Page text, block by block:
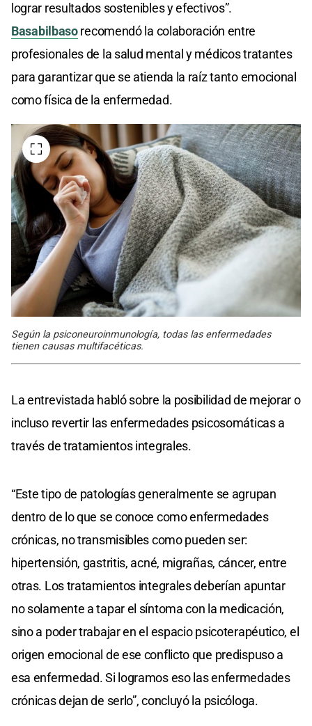
lograr resultados sostenibles y efectivos”.
Basabilbasorecomendó la colaboración entre
profesionales de la salud mental y médicos tratantes
para garantizar que se atienda la raíz tanto emocional
como física de la enfermedad.
Según la psiconeuroinmunología, todas las enfermedades
tienen causas multifacéticas.
La entrevistada habló sobre la posibilidad de mejorar o
incluso revertir las enfermedades psicosomáticas a
través de tratamientos integrales.
“Este tipo de patologías generalmente se agrupan
dentro de lo que se conoce como enfermedades
crónicas, no transmisibles como pueden ser:
hipertensión, gastritis, acné, migrañas, cáncer, entre
otras. Los tratamientos integrales deberían apuntar
no solamente a tapar el síntoma con la medicación,
sino a poder trabajar en el espacio psicoterapéutico, el
origen emocional de ese conflicto que predispuso a
esa enfermedad. Si logramos eso las enfermedades
crónicas dejan de serlo”, concluyó la psicóloga.